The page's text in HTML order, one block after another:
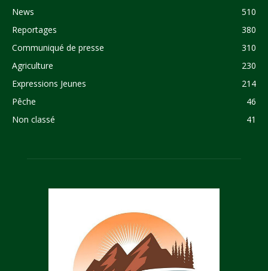
News
510
Reportages
380
Communiqué de presse
310
Agriculture
230
Expressions Jeunes
214
Pêche
46
Non classé
41